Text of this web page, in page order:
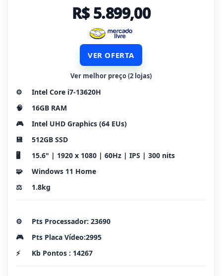
R$ 5.899,00
VER OFERTA
Ver melhor preço (2 lojas)
⚙️
Intel Core i7-13620H
🧠
16GB RAM
🎮
Intel UHD Graphics (64 EUs)
💾
512GB SSD
🖥️
15.6" | 1920 x 1080 | 60Hz | IPS | 300 nits
🧩
Windows 11 Home
⚖️
1.8kg
⚙️
Pts Processador: 23690
🎮
Pts Placa Vídeo:2995
⚡
Kb Pontos : 14267